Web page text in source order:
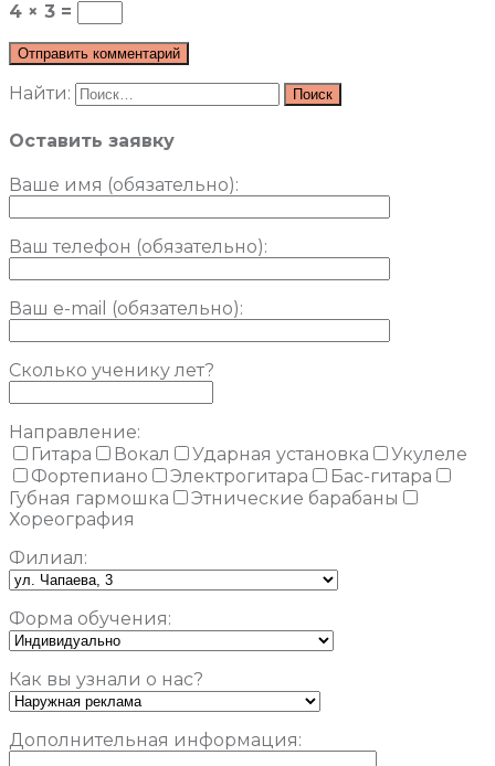
4 × 3 =
Найти:
Оставить заявку
Ваше имя (обязательно):
Ваш телефон (обязательно):
Ваш e-mail (обязательно):
Сколько ученику лет?
Направление:
Гитара
Вокал Ударная установка
Укулеле
Фортепиано
Электрогитара
Бас-гитара
Губная гармошка
Этнические барабаны
Хореография
Филиал:
Форма обучения:
Как вы узнали о нас?
Дополнительная информация: